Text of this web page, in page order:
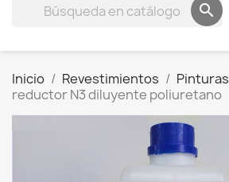

Inicio Revestimientos Pinturas
reductor N3 diluyente poliuretano